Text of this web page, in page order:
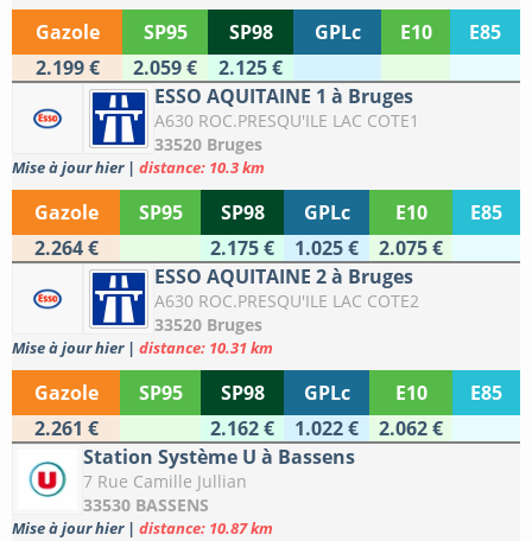
Gazole SP95 SP98 GPLc E10
E85
2.199 €
2.059 €
2.125 €
ESSO AQUITAINE 1 à Bruges
A630 ROC.PRESQU'ILE LAC COTE1
33520 Bruges
Mise à jour hier | distance: 10.3 km
Gazole SP95 SP98 GPLc E10
E85
2.264 €
2.175 € 1.025 €
2.075 €
ESSO AQUITAINE 2 à Bruges
A630 ROC.PRESQU'ILE LAC COTE2
33520 Bruges
Mise à jour hier | distance: 10.31 km
Gazole SP95 SP98 GPLc E10
E85
2.261 €
2.162 € 1.022 €
2.062 €
Station Système U à Bassens
7 Rue Camille Jullian
33530 BASSENS
Mise à jour hier | distance: 10.87 km